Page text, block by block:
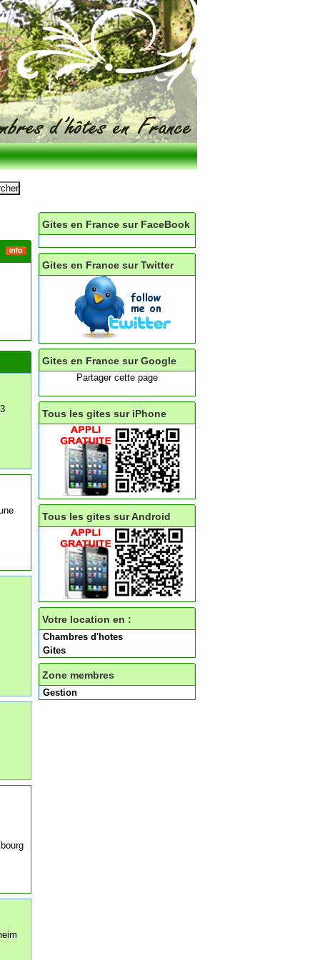
Gites en France sur FaceBook
Gites en France sur Twitter
Gites en France sur Google
Partager cette page
Tous les gites sur iPhone
Tous les gites sur Android
Votre location en :
Chambres d'hotes
Gites
Zone membres
Gestion